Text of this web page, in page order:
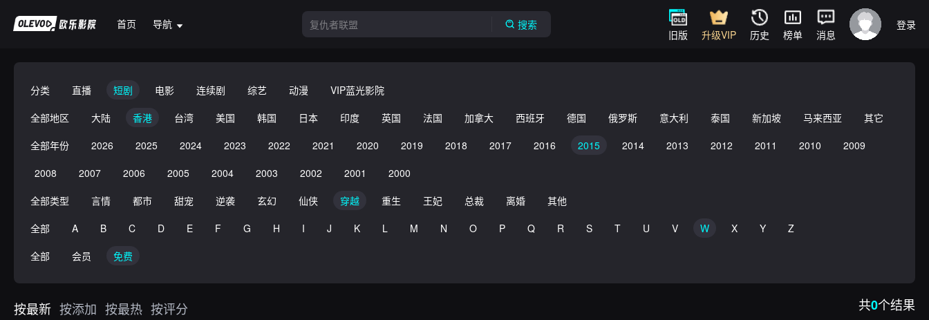
首页 导航 搜索
旧版 升级VIP 历史 榜单 消息
登录
分类 直播 短剧 电影 连续剧 综艺 动漫
VIP蓝光影院
全部地区
大陆 香港 台湾 美国 韩国 日本 印度 英国 法国 加拿大 西班牙 德国 俄罗斯 意大利 泰国 新加坡 马来西亚
其它
全部年份
2026 2025 2024 2023 2022 2021 2020 2019 2018 2017 2016 2015 2014 2013 2012 2011 2010
2009
2008
2007 2006 2005 2004 2003 2002 2001
2000
全部类型
言情 都市 甜宠 逆袭 玄幻 仙侠 穿越 重生 王妃 总裁 离婚
其他
全部
A B C D E F G H I J K L M N O P Q R S T U V W X Y
Z
全部
会员 免费
按最新 按添加 按最热 按评分 共0个结果